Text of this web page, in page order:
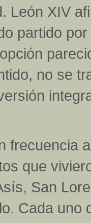
León XIV
partido
no se
frecuencia
que
San
Cada uno